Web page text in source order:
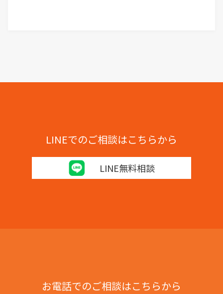
LINEでのご相談はこちらから
LINE無料相談
お電話でのご相談はこちらから